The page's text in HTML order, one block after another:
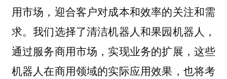
用市场，迎合客户对成本和效率的关注和需
求。我们选择了清洁机器人和果园机器人，
通过服务商用市场，实现业务的扩展，这些
机器人在商用领域的实际应用效果，也将考